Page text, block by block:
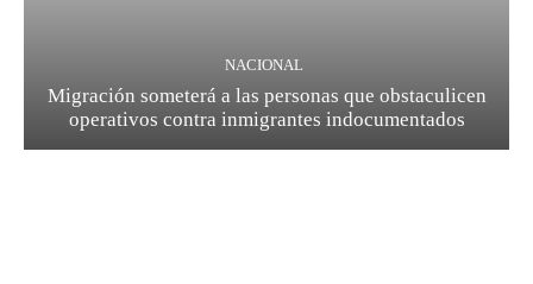
NACIONAL
Migración someterá a las personas que obstaculicen
operativos contra inmigrantes indocumentados